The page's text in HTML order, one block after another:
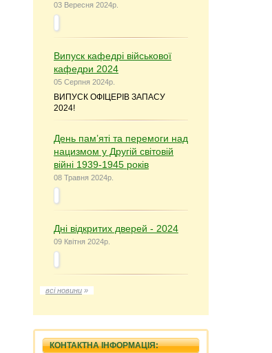
03 Вересня 2024р.
Випуск кафедрі військової
кафедри 2024
05 Серпня 2024р.
ВИПУСК ОФІЦЕРІВ ЗАПАСУ
2024!
День пам’яті та перемоги над
нацизмом у Другій світовій
війні 1939-1945 років
08 Травня 2024р.
Дні відкритих дверей - 2024
09 Квітня 2024р.
всі новини »
КОНТАКТНА ІНФОРМАЦІЯ: